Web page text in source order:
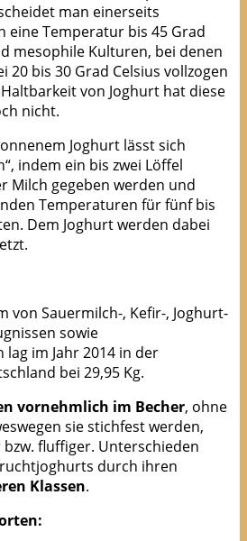
man einerseits
Temperatur bis 45 Grad
mesophile Kulturen, bei denen
20 bis 30 Grad Celsius vollzogen
von Joghurt hat diese
nicht.
Joghurt lässt sich
indem ein bis zwei Löffel
Milch gegeben werden und
Temperaturen für fünf bis
Dem Joghurt werden dabei
von Sauermilch-, Kefir-, Joghurt-
sowie
im Jahr 2014 in der
bei 29,95 Kg.
vornehmlich im Becher, ohne
sie stichfest werden,
fluffiger. Unterschieden
durch ihren
Klassen.